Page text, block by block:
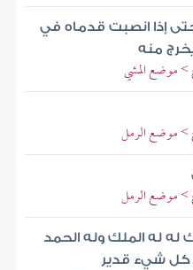
إذا انصبت قدماه في
منه
> موضع المشي
> موضع الرمل
> موضع الرمل
له له الملك وله الحمد
كل شيء قدير